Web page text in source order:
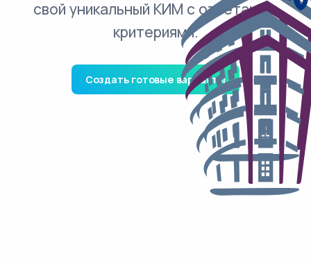
свой уникальный КИМ с ответами и
критериями.
Создать готовые варианты